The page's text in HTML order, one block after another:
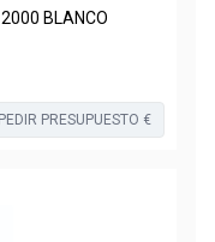
BLANCO
PEDIR PRESUPUESTO €